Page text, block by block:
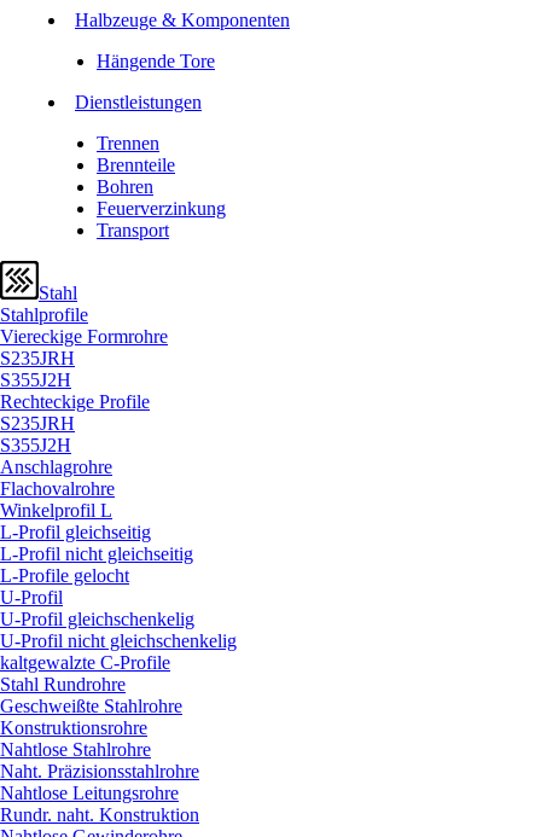
Halbzeuge & Komponenten
Hängende Tore
Dienstleistungen
Trennen
Brennteile
Bohren
Feuerverzinkung
Transport
Stahl
Stahlprofile
Viereckige Formrohre
S235JRH
S355J2H
Rechteckige Profile
S235JRH
S355J2H
Anschlagrohre
Flachovalrohre
Winkelprofil L
L-Profil gleichseitig
L-Profil nicht gleichseitig
L-Profile gelocht
U-Profil
U-Profil gleichschenkelig
U-Profil nicht gleichschenkelig
kaltgewalzte C-Profile
Stahl Rundrohre
Geschweißte Stahlrohre
Konstruktionsrohre
Nahtlose Stahlrohre
Naht. Präzisionsstahlrohre
Nahtlose Leitungsrohre
Rundr. naht. Konstruktion